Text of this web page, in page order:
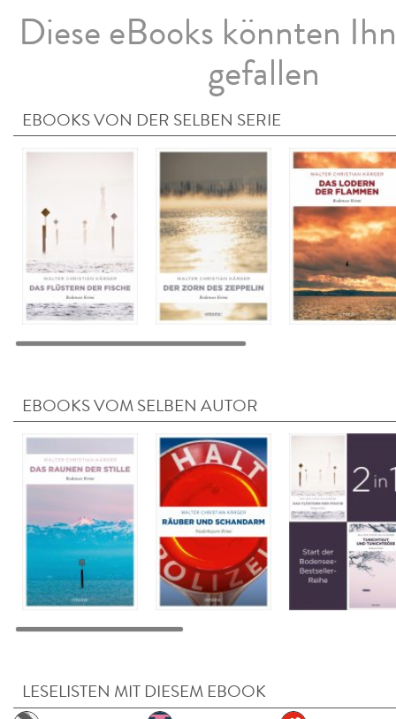
Diese eBooks könnten
gefallen
EBOOKS VON DER SELBEN SERIE
EBOOKS VOM SELBEN AUTOR
LESELISTEN MIT DIESEM EBOOK